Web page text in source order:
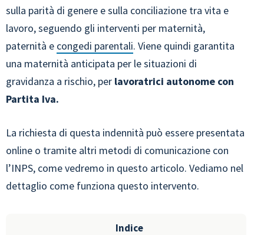
sulla parità di genere e sulla conciliazione tra vita e
lavoro, seguendo gli interventi per maternità,
paternità e congedi parentali. Viene quindi garantita
una maternità anticipata per le situazioni di
gravidanza a rischio, per lavoratrici autonome con
Partita Iva.
La richiesta di questa indennità può essere presentata
online o tramite altri metodi di comunicazione con
l’INPS, come vedremo in questo articolo. Vediamo nel
dettaglio come funziona questo intervento.
Indice